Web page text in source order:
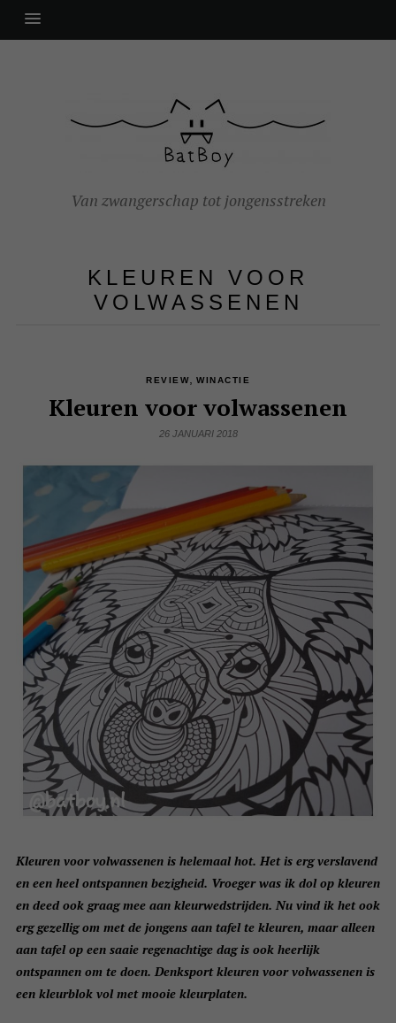
Van zwangerschap tot jongensstreken
KLEUREN VOOR
VOLWASSENEN
REVIEW WINACTIE
Kleuren voor volwassenen
26 JANUARI 2018
Kleuren voor volwassenen is helemaal hot. Het is erg verslavend
en een heel ontspannen bezigheid. Vroeger was ik dol op kleuren
en deed ook graag mee aan kleurwedstrijden. Nu vind ik het ook
erg gezellig om met de jongens aan tafel te kleuren, maar alleen
aan tafel op een saaie regenachtige dag is ook heerlijk
ontspannen om te doen. Denksport kleuren voor volwassenen is
een kleurblok vol met mooie kleurplaten.